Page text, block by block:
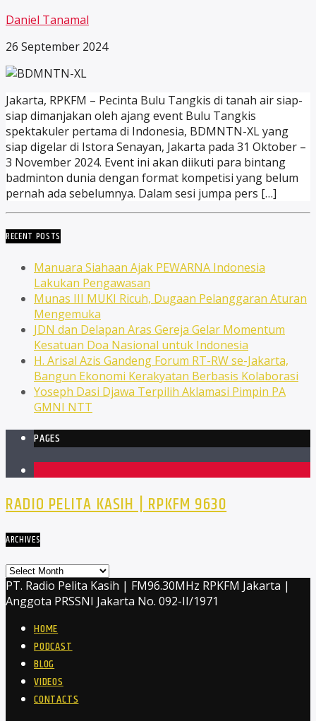
Daniel Tanamal
26 September 2024
Jakarta, RPKFM – Pecinta Bulu Tangkis di tanah air siap-
siap dimanjakan oleh ajang event Bulu Tangkis
spektakuler pertama di Indonesia, BDMNTN-XL yang
siap digelar di Istora Senayan, Jakarta pada 31 Oktober –
3 November 2024. Event ini akan diikuti para bintang
badminton dunia dengan format kompetisi yang belum
pernah ada sebelumnya. Dalam sesi jumpa pers […]
RECENT POSTS
Manuara Siahaan Ajak PEWARNA Indonesia
Lakukan Pengawasan
Munas III MUKI Ricuh, Dugaan Pelanggaran Aturan
Mengemuka
JDN dan Delapan Aras Gereja Gelar Momentum
Kesatuan Doa Nasional untuk Indonesia
H. Arisal Azis Gandeng Forum RT-RW se-Jakarta,
Bangun Ekonomi Kerakyatan Berbasis Kolaborasi
Yoseph Dasi Djawa Terpilih Aklamasi Pimpin PA
GMNI NTT
PAGES
RADIO PELITA KASIH | RPKFM 9630
ARCHIVES
Archives
PT. Radio Pelita Kasih | FM96.30MHz RPKFM Jakarta |
Anggota PRSSNI Jakarta No. 092-II/1971
HOME
PODCAST
BLOG
VIDEOS
CONTACTS